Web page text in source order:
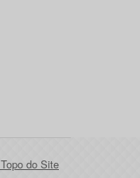
Topo do Site